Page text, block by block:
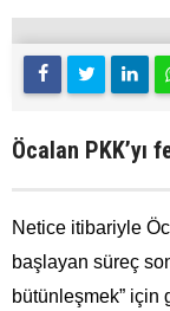
Öcalan PKK’yı
Netice itibariyle
başlayan süreç
bütünleşmek” için